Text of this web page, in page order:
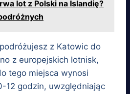
lot z Polski na Islandię?
z Katowic do
z europejskich lotnisk,
tego miejsca wynosi
12 godzin, uwzględniając